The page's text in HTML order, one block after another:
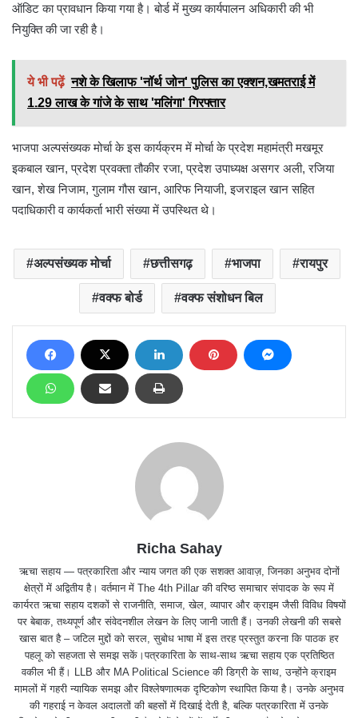
ऑडिट का प्रावधान किया गया है। बोर्ड में मुख्य कार्यपालन अधिकारी की भी
नियुक्ति की जा रही है।
ये भी पढ़ें ​नशे के खिलाफ 'नॉर्थ जोन' पुलिस का एक्शन,खमतराई में
1.29 लाख के गांजे के साथ 'मलिंगा' गिरफ्तार
भाजपा अल्पसंख्यक मोर्चा के इस कार्यक्रम में मोर्चा के प्रदेश महामंत्री मखमूर
इकबाल खान, प्रदेश प्रवक्ता तौकीर रजा, प्रदेश उपाध्यक्ष असगर अली, रजिया
खान, शेख निजाम, गुलाम गौस खान, आरिफ नियाजी, इजराइल खान सहित
पदाधिकारी व कार्यकर्ता भारी संख्या में उपस्थित थे।
अल्पसंख्यक मोर्चा छत्तीसगढ़ भाजपा रायपुर
वक्फ बोर्ड वक्फ संशोधन बिल
Richa Sahay
ऋचा सहाय — पत्रकारिता और न्याय जगत की एक सशक्त आवाज़, जिनका अनुभव दोनों
क्षेत्रों में अद्वितीय है। वर्तमान में The 4th Pillar की वरिष्ठ समाचार संपादक के रूप में
कार्यरत ऋचा सहाय दशकों से राजनीति, समाज, खेल, व्यापार और क्राइम जैसी विविध विषयों
पर बेबाक, तथ्यपूर्ण और संवेदनशील लेखन के लिए जानी जाती हैं। उनकी लेखनी की सबसे
खास बात है – जटिल मुद्दों को सरल, सुबोध भाषा में इस तरह प्रस्तुत करना कि पाठक हर
पहलू को सहजता से समझ सकें।पत्रकारिता के साथ-साथ ऋचा सहाय एक प्रतिष्ठित
वकील भी हैं। LLB और MA Political Science की डिग्री के साथ, उन्होंने क्राइम
मामलों में गहरी न्यायिक समझ और विश्लेषणात्मक दृष्टिकोण स्थापित किया है। उनके अनुभव
की गहराई न केवल अदालतों की बहसों में दिखाई देती है, बल्कि पत्रकारिता में उनके